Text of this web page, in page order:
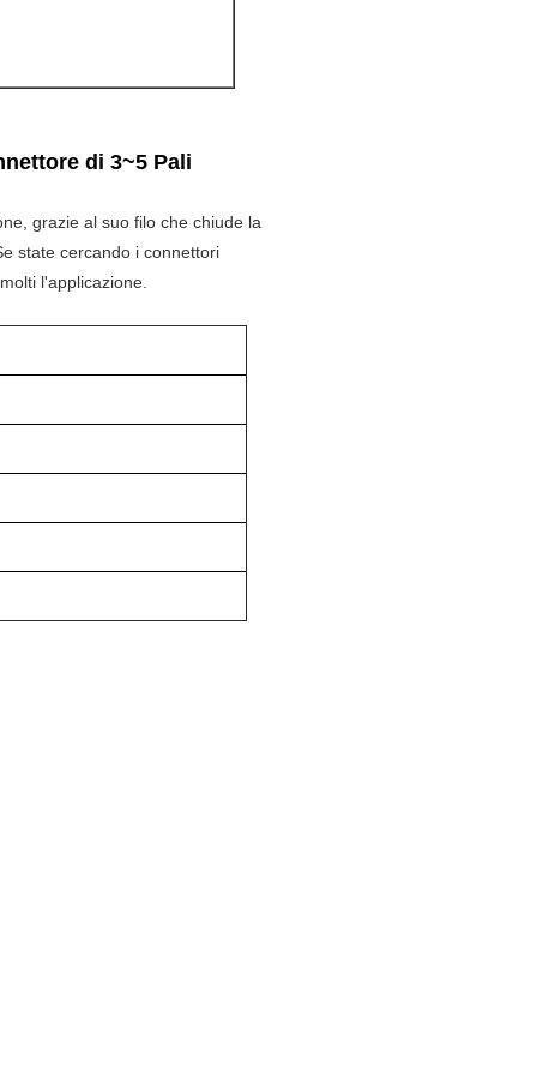
di 3~5 Pali
grazie al suo filo che chiude la
state cercando i connettori
l'applicazione.